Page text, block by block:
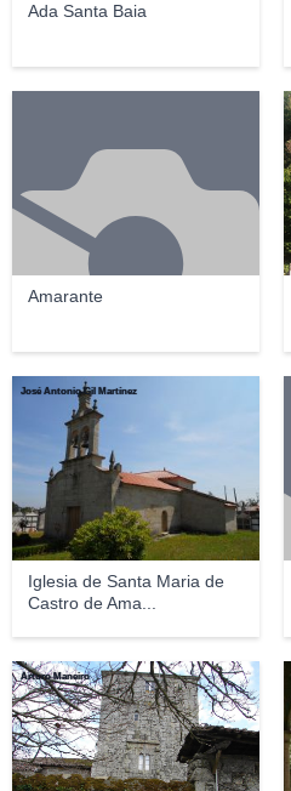
Ada Santa Baia
Amarante
Iglesia de Santa Maria de
Castro de Ama...
José Antonio Gil Martínez
Arturo Maneiro